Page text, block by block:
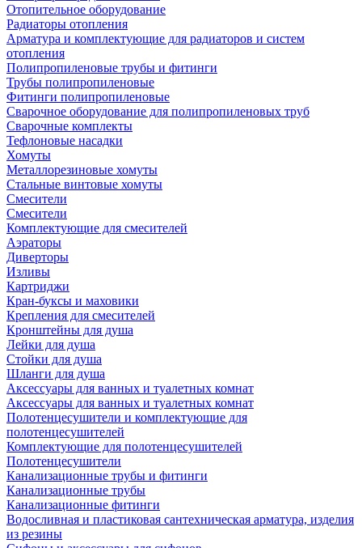
Отопительное оборудование
Радиаторы отопления
Арматура и комплектующие для радиаторов и систем
отопления
Полипропиленовые трубы и фитинги
Трубы полипропиленовые
Фитинги полипропиленовые
Сварочное оборудование для полипропиленовых труб
Сварочные комплекты
Тефлоновые насадки
Хомуты
Металлорезиновые хомуты
Стальные винтовые хомуты
Смесители
Смесители
Комплектующие для смесителей
Аэраторы
Диверторы
Изливы
Картриджи
Кран-буксы и маховики
Крепления для смесителей
Кронштейны для душа
Лейки для душа
Стойки для душа
Шланги для душа
Аксессуары для ванных и туалетных комнат
Аксессуары для ванных и туалетных комнат
Полотенцесушители и комплектующие для
полотенцесушителей
Комплектующие для полотенцесушителей
Полотенцесушители
Канализационные трубы и фитинги
Канализационные трубы
Канализационные фитинги
Водосливная и пластиковая сантехническая арматура, изделия
из резины